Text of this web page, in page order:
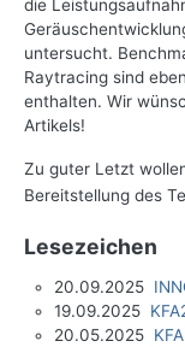
die
untersucht.
Raytracing sind
enthalten. Wir
Artikels!
Zu guter Letzt
Bereitstellung des
Lesezeichen
20.09.2025
19.09.2025
20.05.2025